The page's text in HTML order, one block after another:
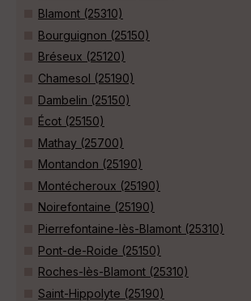
Blamont (25310)
Bourguignon (25150)
Bréseux (25120)
Chamesol (25190)
Dambelin (25150)
Écot (25150)
Mathay (25700)
Montandon (25190)
Montécheroux (25190)
Noirefontaine (25190)
Pierrefontaine-lès-Blamont (25310)
Pont-de-Roide (25150)
Roches-lès-Blamont (25310)
Saint-Hippolyte (25190)